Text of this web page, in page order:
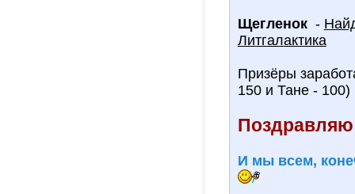
Щегленок-
Литгалактика
Призёры
150 и Тане - 100)
И мы всем,